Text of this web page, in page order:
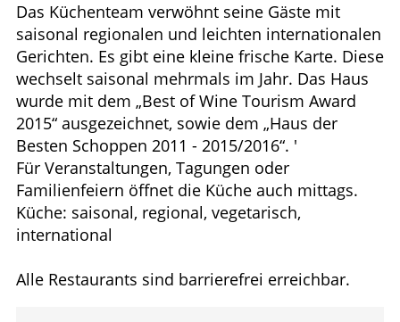
Das Küchenteam verwöhnt seine Gäste mit
saisonal regionalen und leichten internationalen
Gerichten. Es gibt eine kleine frische Karte. Diese
wechselt saisonal mehrmals im Jahr. Das Haus
wurde mit dem „Best of Wine Tourism Award
2015“ ausgezeichnet, sowie dem „Haus der
Besten Schoppen 2011 - 2015/2016“. '
Für Veranstaltungen, Tagungen oder
Familienfeiern öffnet die Küche auch mittags.
Küche: saisonal, regional, vegetarisch,
international
Alle Restaurants sind barrierefrei erreichbar.